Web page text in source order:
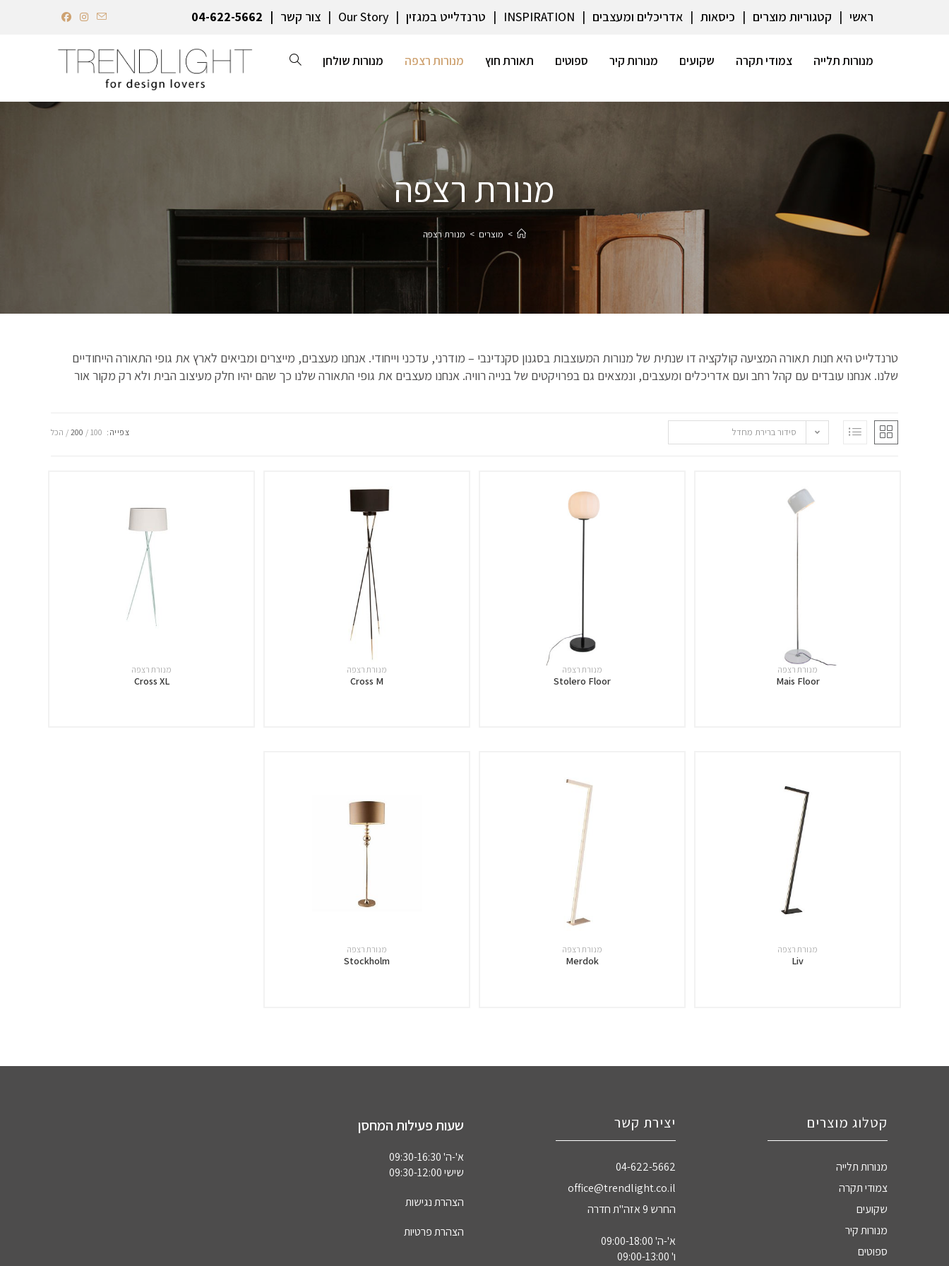
ראשי קטגוריות מוצרים כיסאות אדריכלים ומעצבים INSPIRATION טרנדלייט במגזין Our Story צור קשר 04-622-5662‏
מנורות תלייה צמודי תקרה שקועים מנורות קיר ספוטים תאורת חוץ מנורות רצפה מנורות שולחן
מנורת רצפה
> מוצרים > מנורת רצפה
טרנדלייט היא חנות תאורה המציעה קולקציה דו שנתית של מנורות המעוצבות בסגנון סקנדינבי – מודרני, עדכני וייחודי. אנחנו מעצבים, מייצרים ומביאים לארץ את גופי התאורה הייחודיים
שלנו. אנחנו עובדים עם קהל רחב ועם אדריכלים ומעצבים, ונמצאים גם בפרויקטים של בנייה רוויה. אנחנו מעצבים את גופי התאורה שלנו כך שהם יהיו חלק מעיצוב הבית ולא רק מקור אור
סידור ברירת מחדל צפייה: 100
200 הכל
מנורת רצפה
Mais Floor
מנורת רצפה
Stolero Floor
מנורת רצפה
Cross M
מנורת רצפה
Cross XL
מנורת רצפה
Liv
מנורת רצפה
Merdok
מנורת רצפה
Stockholm
קטלוג מוצרים
מנורות תלייה
צמודי תקרה
שקועים
מנורות קיר
ספוטים
יצירת קשר
04-622-5662‏
office@trendlight.co.il
החרש 9 אזה"ת חדרה
א'-ה' 09:00-18:00
ו' 09:00-13:00
שעות פעילות המחסן
א'-ה' 09:30-16:30
שישי 09:30-12:00
הצהרת נגישות
הצהרת פרטיות